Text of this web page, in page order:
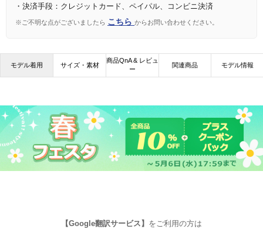
・決済手段：クレジットカード、ペイパル、コンビニ決済
※ご不明な点がございましたら こちら からお問い合わせください。
モデル着用 サイズ・素材
商品QnA & レビュ
ー
関連商品 モデル情報
【Google翻訳サービス】 をご利用の方は